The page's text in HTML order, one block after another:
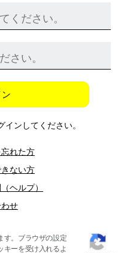
インしてください。
れた方
ない方
ヘルプ）
せ
す。ブラウザの設定
キーを受け入れるよ